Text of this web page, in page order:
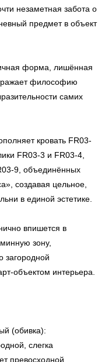
незаметная забота о
предмет в объект
форма, лишённая
философию
самих
кровать FR03-
FR03-3 и FR03-4,
9, объединённых
создавая цельное,
в единой эстетике.
впишется в
зону,
загородной
объектом интерьера.
(обивка):
слегка
превосходной